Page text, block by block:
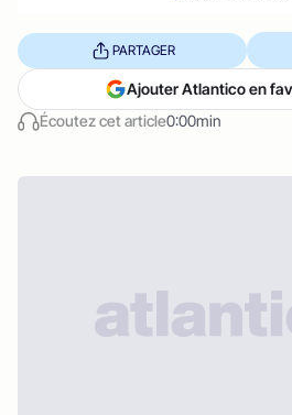
Écoutez cet article0:00min
PARTAGER
Ajouter Atlantico en